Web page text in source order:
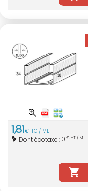
1,81€TTC / ML
Dont écotaxe : 0 € HT / ML